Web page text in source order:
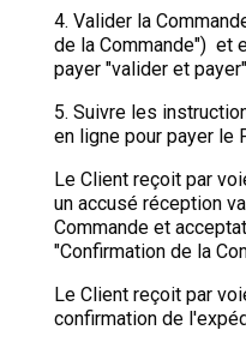
4. Valider la
de la Commande") et
payer "valider et
5. Suivre les
en ligne pour payer le
Le Client reçoit par
un accusé réception
Commande et
"Confirmation de la
Le Client reçoit par
confirmation de